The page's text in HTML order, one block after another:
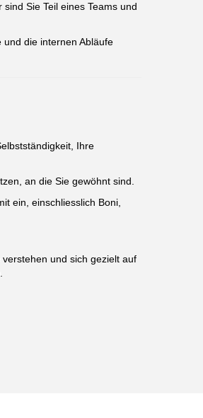
Sie Teil eines Teams und
die internen Abläufe
Ihre
an die Sie gewöhnt sind.
ein, einschliesslich Boni,
und sich gezielt auf